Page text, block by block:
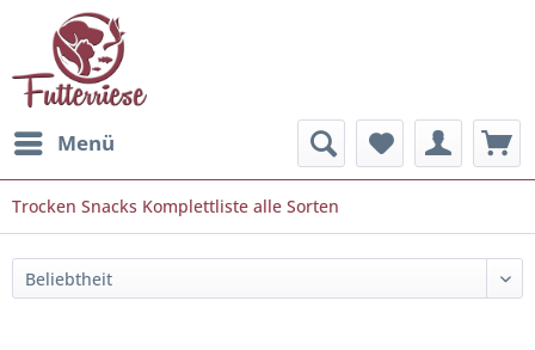
Menü
Trocken Snacks Komplettliste alle Sorten